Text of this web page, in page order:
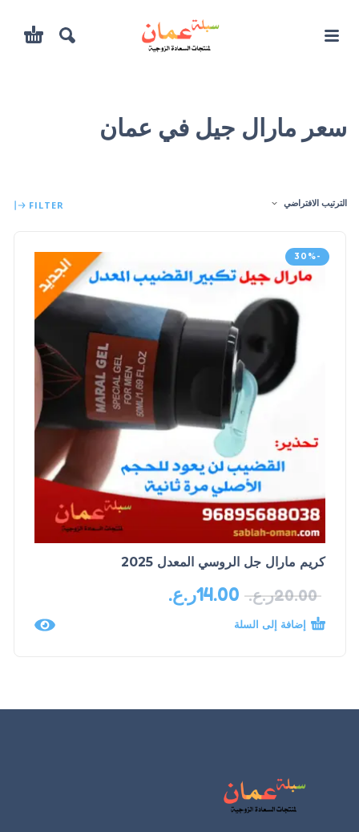
سعر مارال جيل في عمان
الترتيب الافتراضي FILTER
-30%
كريم مارال جل الروسي المعدل 2025
20.00ر.ع. 14.00ر.ع.
إضافة إلى السلة